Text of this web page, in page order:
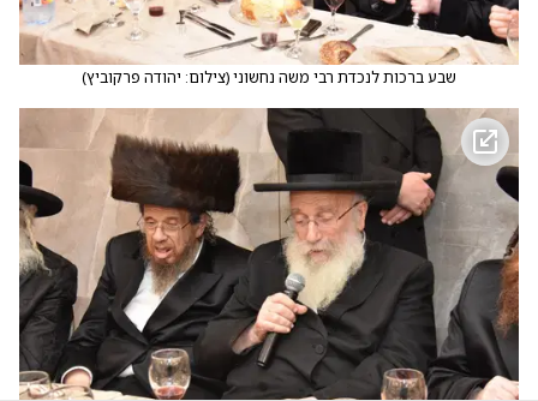
שבע ברכות לנכדת רבי משה נחשוני(צילום: יהודה פרקוביץ)